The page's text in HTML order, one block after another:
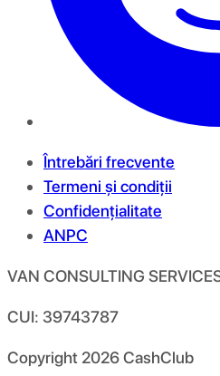
Întrebări frecvente
Termeni și condiții
Confidențialitate
ANPC
VAN CONSULTING
CUI: 39743787
Copyright 2026CashClub